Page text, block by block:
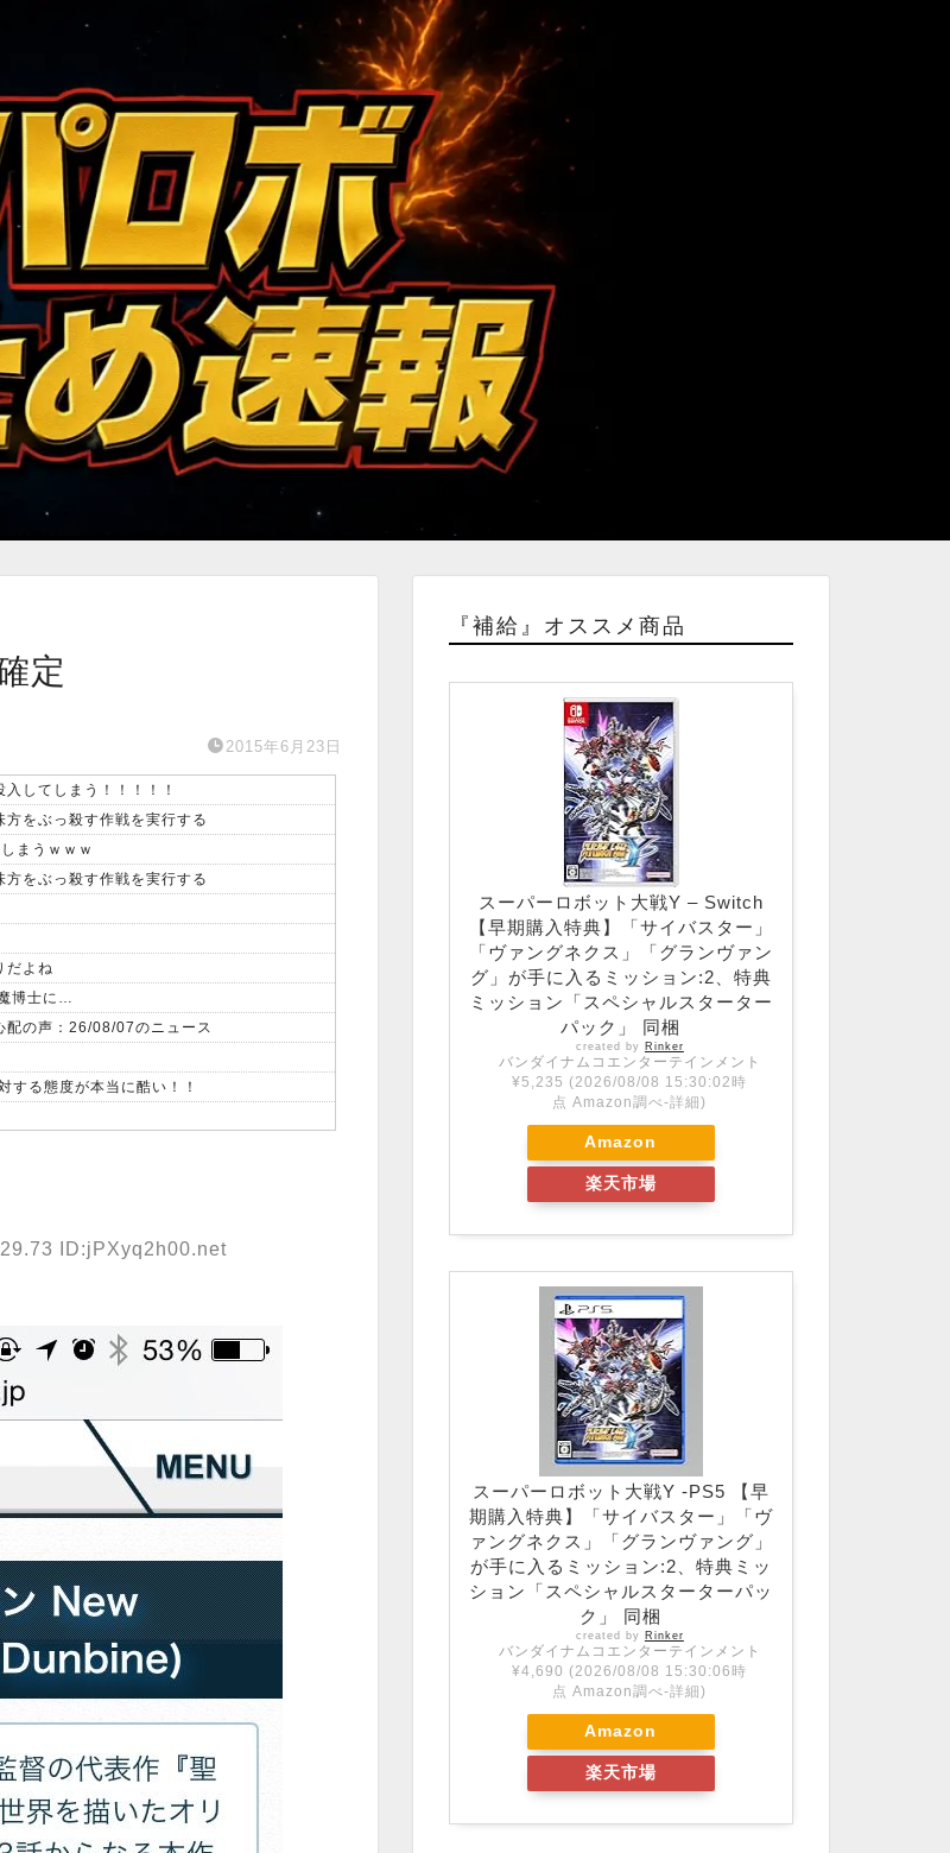
定
2015年6月23日
してしまう！！！！！
方をぶっ殺す作戦を実行する
まうｗｗｗ
方をぶっ殺す作戦を実行する
だよね
博士に…
配の声：26/08/07のニュース
する態度が本当に酷い！！
ID:jPXyq2h00.net
『補給』オススメ商品
スーパーロボット大戦Y – Switch
【早期購入特典】「サイバスター」
「ヴァングネクス」「グランヴァン
グ」が手に入るミッション:2、特典
ミッション「スペシャルスターター
パック」 同梱
created by Rinker
バンダイナムコエンターテインメント
¥5,235 (2026/08/08 15:30:02時
点 Amazon調べ-詳細)
Amazon
楽天市場
スーパーロボット大戦Y -PS5 【早
期購入特典】「サイバスター」「ヴ
ァングネクス」「グランヴァング」
が手に入るミッション:2、特典ミッ
ション「スペシャルスターターパッ
ク」 同梱
created by Rinker
バンダイナムコエンターテインメント
¥4,690 (2026/08/08 15:30:06時
点 Amazon調べ-詳細)
Amazon
楽天市場